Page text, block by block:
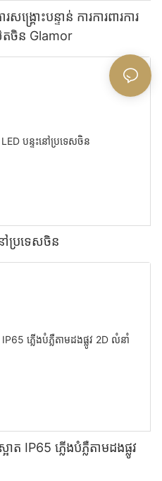
គ្រោះបន្ទាន់ ការការពារការ
តចិន Glamor
ៅប្រទេសចិន
IP65 ភ្លើងបំភ្លឺតាមដងផ្លូវ